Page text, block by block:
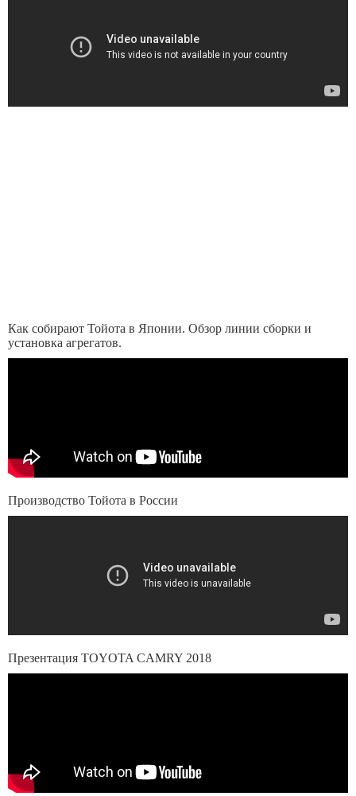
Как собирают Тойота в Японии. Обзор линии сборки и
установка агрегатов.
Производство Тойота в России
Презентация TOYOTA CAMRY 2018